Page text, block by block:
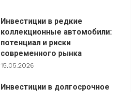
Инвестиции в редкие
коллекционные автомобили:
потенциал и риски
современного рынка
15.05.2026
Инвестиции в долгосрочное